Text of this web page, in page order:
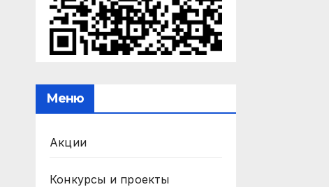
Меню
Акции
Конкурсы и проекты